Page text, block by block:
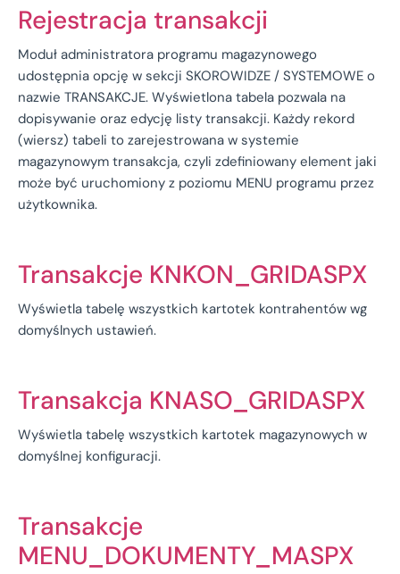
Rejestracja transakcji
Moduł administratora programu magazynowego
udostępnia opcję w sekcji SKOROWIDZE / SYSTEMOWE o
nazwie TRANSAKCJE. Wyświetlona tabela pozwala na
dopisywanie oraz edycję listy transakcji. Każdy rekord
(wiersz) tabeli to zarejestrowana w systemie
magazynowym transakcja, czyli zdefiniowany element jaki
może być uruchomiony z poziomu MENU programu przez
użytkownika.
Transakcje KNKON_GRIDASPX
Wyświetla tabelę wszystkich kartotek kontrahentów wg
domyślnych ustawień.
Transakcja KNASO_GRIDASPX
Wyświetla tabelę wszystkich kartotek magazynowych w
domyślnej konfiguracji.
Transakcje
MENU_DOKUMENTY_MASPX